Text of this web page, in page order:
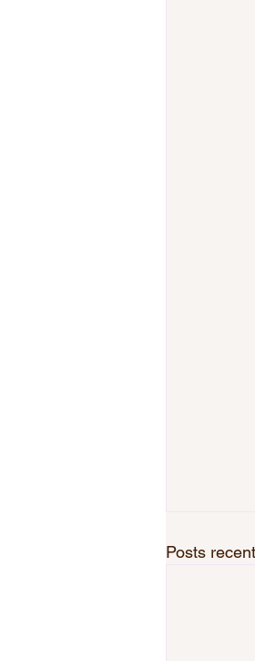
Posts